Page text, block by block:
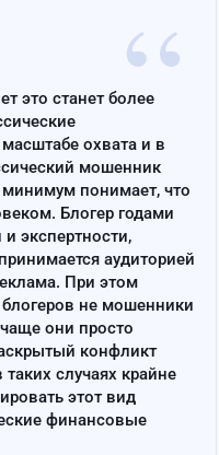
“
это станет более
охвата и в
мошенник
минимум понимает, что
Блогер годами
экспертности,
аудиторией
При этом
не мошенники
они просто
конфликт
случаях крайне
этот вид
финансовые